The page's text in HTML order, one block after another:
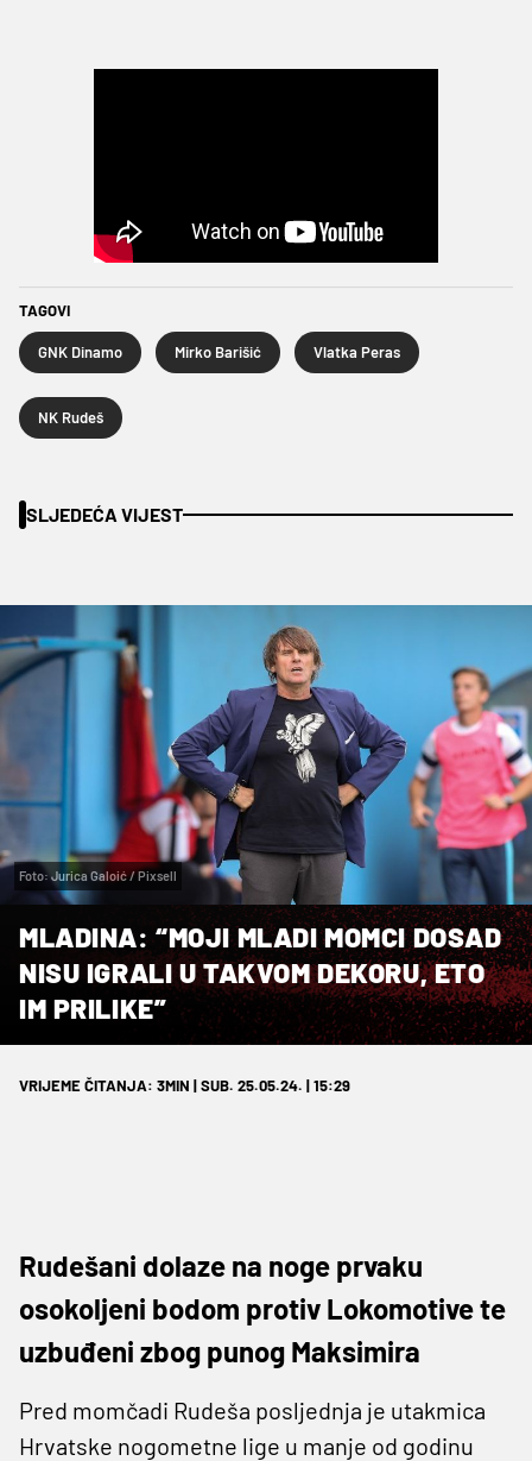
TAGOVI
GNK Dinamo Mirko Barišić Vlatka Peras
NK Rudeš
SLJEDEĆA VIJEST
Foto: Jurica Galoić / Pixsell
MLADINA: “MOJI MLADI MOMCI DOSAD
NISU IGRALI U TAKVOM DEKORU, ETO
IM PRILIKE”
VRIJEME ČITANJA: 3MIN | SUB. 25.05.24. | 15:29
Rudešani dolaze na noge prvaku
osokoljeni bodom protiv Lokomotive te
uzbuđeni zbog punog Maksimira
Pred momčadi Rudeša posljednja je utakmica
Hrvatske nogometne lige u manje od godinu